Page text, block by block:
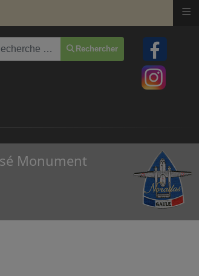
Rechercher
Rechercher
Monument
≡